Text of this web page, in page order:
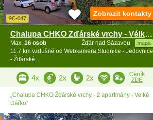
9C-047
Chalupa CHKO Žďárské vrchy - Vélké Dářko
Žďár nad Sázavou mapa
Max. 16 osob
11.7 km vzdušně od Webkamera Studnice - Jedovnice
- Žďárské...
Zobrazit kontakty
4x 2x 2x
Ceník
ZDE
„Chalupa CHKO Žďárské vrchy - 2 apartmány - Velké
Dářko“